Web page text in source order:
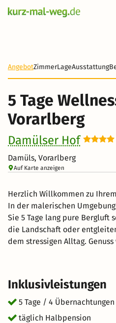
AngebotZimmerLageAusstattung
5 Tage
Vorarlberg
Damülser Hof
Damüls, Vorarlberg
Auf Karte anzeigen
Herzlich Willkommen zu
In der malerischen
Sie 5 Tage lang pure Bergluft
die Landschaft oder
dem stressigen Alltag.
geschrieben: Lassen Sie
und eine entspannte
unvergesslichen Urlaub in
wünscht Ihnen einen tollen
Damüls.
Inklusivleistungen
5 Tage / 4 Übernachtungen
täglich Halbpension